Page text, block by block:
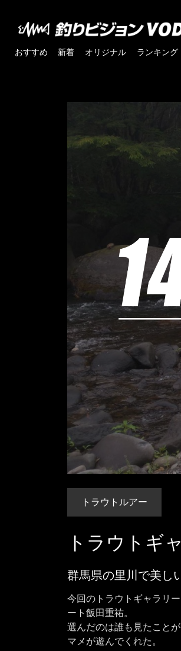
おすすめ 新着 オリジナル ランキング
トラウトルアー
トラウトギ
群馬県の里川で美し
今回のトラウトギャラリ
ート飯田重祐。
選んだのは誰も見たこと
マメが遊んでくれた。